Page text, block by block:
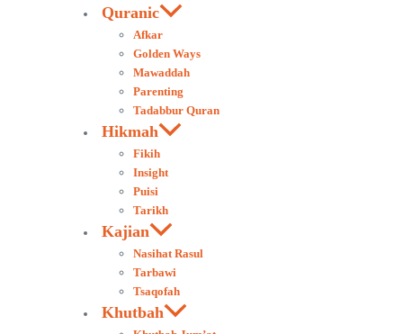
Quranic
Afkar
Golden Ways
Mawaddah
Parenting
Tadabbur Quran
Hikmah
Fikih
Insight
Puisi
Tarikh
Kajian
Nasihat Rasul
Tarbawi
Tsaqofah
Khutbah